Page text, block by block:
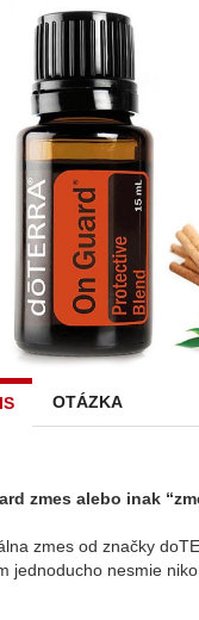
OTÁZKA
zmes alebo inak
zmes od značky
jednoducho nesmie